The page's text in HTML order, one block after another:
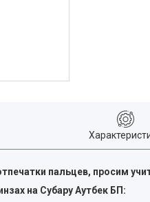
пальцев, просим
на Субару Аутбек БП: